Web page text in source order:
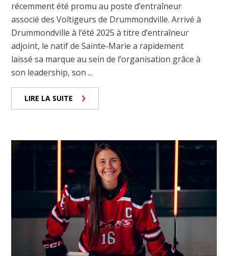
récemment été promu au poste d’entraîneur
associé des Voltigeurs de Drummondville. Arrivé à
Drummondville à l’été 2025 à titre d’entraîneur
adjoint, le natif de Sainte-Marie a rapidement
laissé sa marque au sein de l’organisation grâce à
son leadership, son ...
LIRE LA SUITE